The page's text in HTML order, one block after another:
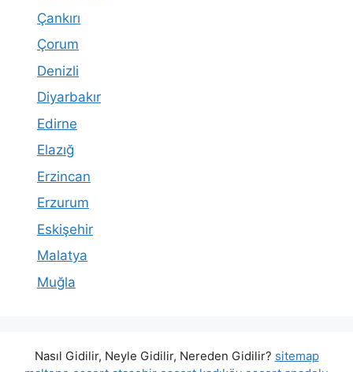
Çankırı
Çorum
Denizli
Diyarbakır
Edirne
Elazığ
Erzincan
Erzurum
Eskişehir
Malatya
Muğla
Nasıl Gidilir, Neyle Gidilir, Nereden Gidilir? sitemap